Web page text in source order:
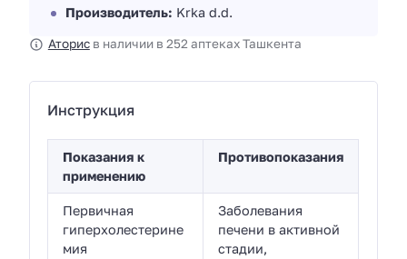
Производитель: Krka d.d.
Аторисв наличии в 252 аптеках Ташкента
Инструкция
Показания к
применению
Противопоказания
Первичная
гиперхолестерине
мия
Заболевания
печени в активной
стадии,